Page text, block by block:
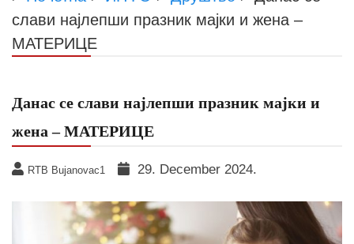
слави најлепши празник мајки и жена –
МАТЕРИЦЕ
Данас се слави најлепши празник мајки и
жена – МАТЕРИЦЕ
RTB Bujanovac1 29. December 2024.